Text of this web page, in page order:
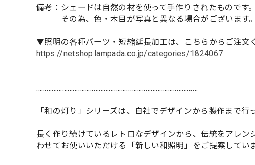
備考：シェードは自然の材を使って手作りされたものです。
その為、色・木目が写真と異なる場合がございます。
▼照明の各種パーツ・短縮延長加工は、こちらからご注文
https://netshop.lampada.co.jp/categories/1824067
…………………………………………………………………………………
「和の灯り」シリーズは、自社でデザインから製作まで行
長く作り続けているレトロなデザインから、伝統をアレ
わせてお使いいただける「新しい和照明」をご提案していま